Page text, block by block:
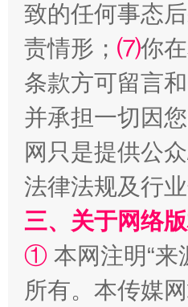
全民健身五年计划来了！
阿坝州三大球赛在茂县
致的任何事态后
责情形； ⑺你
条款方可留言
并承担一切因
网只是提供公
法律法规及行
三、关于网络
① 本网注明“
所有。本传媒